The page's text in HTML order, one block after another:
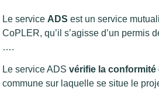
Le service ADS est un service
CoPLER, qu’il s’agisse d’un permis
….
Le service ADS vérifie la conformité
commune sur laquelle se situe le